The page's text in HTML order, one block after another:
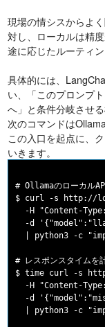
現場の情シスからよ
対し、ローカルは精
途に応じたルーティン
具体的には、
い、「このプロンプ
へ」と条件分岐させ
次のコマンドは
この入口を起点に、
いきます。
# Ollamaのローカル
$ curl -s http://
-H "Content-
-d
| python3 -c
# レスポンスタイムを
$ time curl -s
-H "Content-
-d
| python3 -c